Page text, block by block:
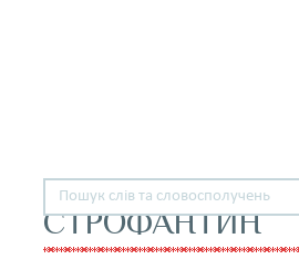
СТРОФАНТИН